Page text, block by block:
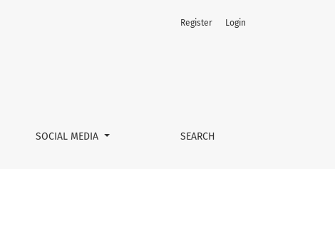
do processo de modernização agrícola
SOCIAL MEDIA SEARCH
Register Login